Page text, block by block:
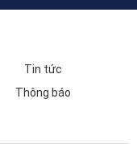
Tin tức
Thông báo